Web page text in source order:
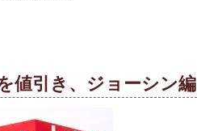
値引き、ジョーシン編